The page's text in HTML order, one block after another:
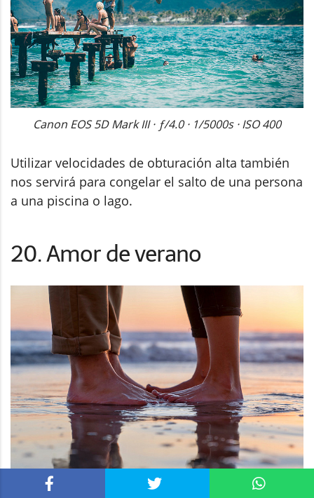
Canon EOS 5D Mark III · ƒ/4.0 · 1/5000s · ISO 400
Utilizar velocidades de obturación alta también
nos servirá para congelar el salto de una persona
a una piscina o lago.
20. Amor de verano